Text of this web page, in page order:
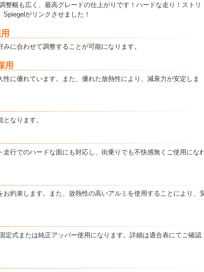
整幅も広く、最高グレードの仕上がりです！ハードな走り！ストリ
がリンクさせました！
に合わせて調整することが可能になります。
用
に優れています。また、優れた放熱性により、減衰力が安定しま
なります。
行でのハードな面にも対応し、街乗りでも不快感無くご使用にな
約束します。また、放熱性の高いアルミを使用することにより、
定式または純正アッパー使用になります。詳細は適合表にてご確認